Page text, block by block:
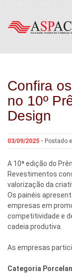
Confira
no 10º
Design
03/09/2025 - Postado
A 10ª edição do
Revestimentos
valorização da
Os painéis
empresas em
competitividade e
cadeia produtiva.
As empresas
Categoria